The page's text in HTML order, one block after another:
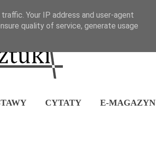
CYTATY E-MAGAZYN
Your IP address and user-agent
quality of service, generate usage